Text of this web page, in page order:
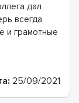
дал
всегда
и грамотные
25/09/2021